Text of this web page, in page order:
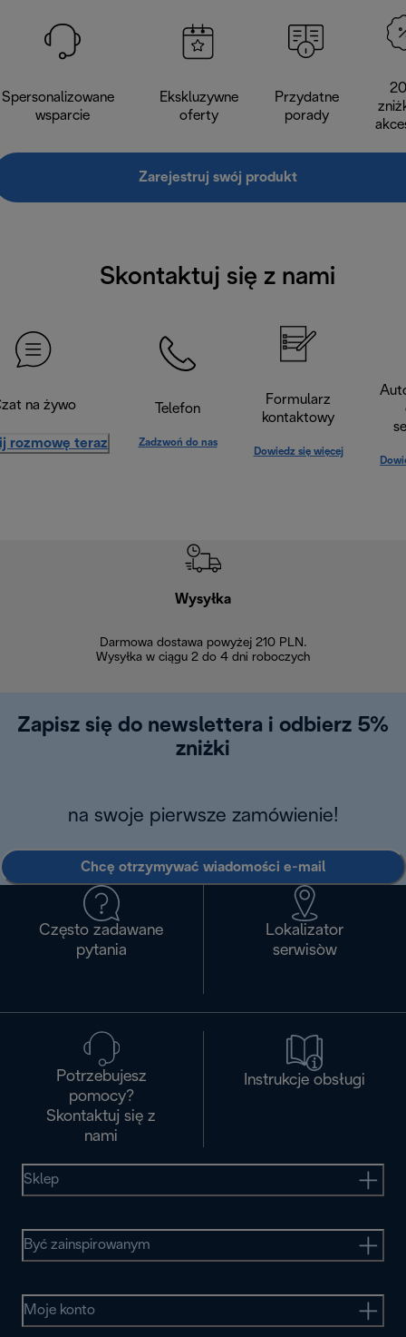
Spersonalizowane
wsparcie
Ekskluzywne
oferty
Przydatne
porady
Zarejestruj swój produkt
Skontaktuj się z nami
na żywo
rozmowę teraz
Telefon
Zadzwoń do nas
Formularz
kontaktowy
Dowiedz się więcej
Wysyłka
Darmowa dostawa powyżej 210 PLN.
Wysyłka w ciągu 2 do 4 dni roboczych
Zapisz się do newslettera i odbierz 5%
zniżki
na swoje pierwsze zamówienie!
Chcę otrzymywać wiadomości e-mail
Często zadawane
pytania
Lokalizator
serwisòw
Potrzebujesz
pomocy?
Skontaktuj się z
nami
Instrukcje obsługi
Sklep
Być zainspirowanym
Moje konto